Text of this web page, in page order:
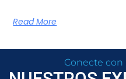
Read More
Conecte